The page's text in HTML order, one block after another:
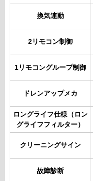
換気連動
2リモコン制御
1リモコングループ制御
ドレンアップメカ
ロングライフ仕様（ロン
グライフフィルター）
クリーニングサイン
故障診断